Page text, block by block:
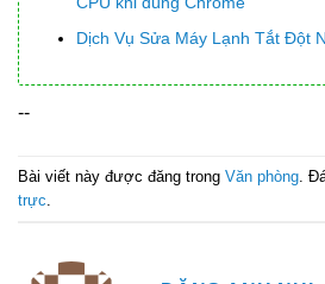
Dịch Vụ Sửa Máy Lạnh Tắt Đột
--
Bài viết này được đăng trong Văn phòng .
trực